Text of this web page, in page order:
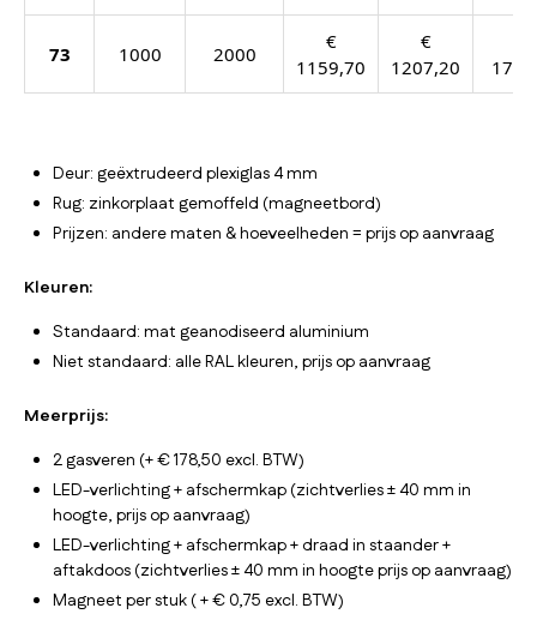
73 1000 2000
€
1159,70
€
1207,20
Deur: geëxtrudeerd plexiglas 4 mm
Rug: zinkorplaat gemoffeld (magneetbord)
Prijzen: andere maten & hoeveelheden = prijs op aanvraag
Kleuren:
Standaard: mat geanodiseerd aluminium
Niet standaard: alle RAL kleuren, prijs op aanvraag
Meerprijs:
2 gasveren (+ € 178,50 excl. BTW)
LED-verlichting + afschermkap (zichtverlies ± 40 mm in
hoogte, prijs op aanvraag)
LED-verlichting + afschermkap + draad in staander +
aftakdoos (zichtverlies ± 40 mm in hoogte prijs op aanvraag)
Magneet per stuk ( + € 0,75 excl. BTW)